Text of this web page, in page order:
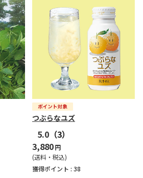
つぶらなユズ
5.0 （3）
3,880円
(送料・税込)
獲得ポイント : 38